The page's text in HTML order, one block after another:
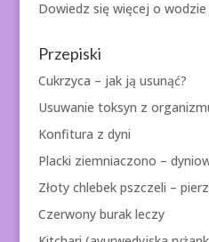
Dowiedz się więcej o
Przepiski
Cukrzyca – jak ją usunąć?
Usuwanie toksyn z
Konfitura z dyni
Placki ziemniaczono –
Złoty chlebek pszczeli –
Czerwony burak leczy